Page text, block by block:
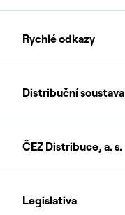
Rychlé odkazy
Distribuční soustava
ČEZ Distribuce, a. s.
Legislativa